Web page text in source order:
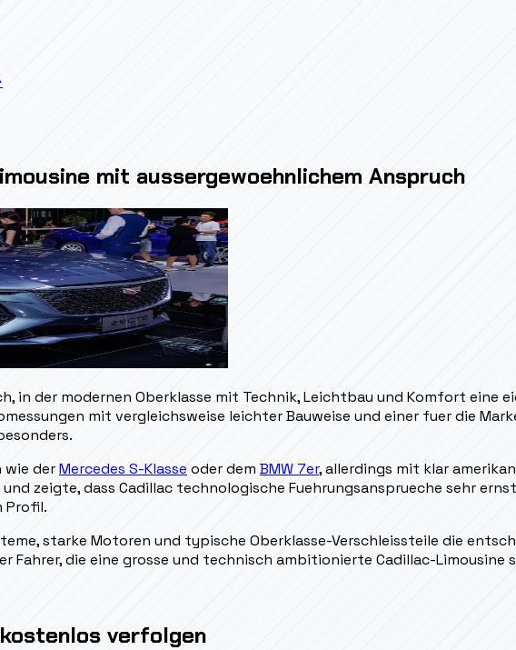
mit aussergewoehnlichem Anspruch
in der modernen Oberklasse mit Technik, Leichtbau und Komfort eine
mit vergleichsweise leichter Bauweise und einer fuer die
wie derMercedes S-Klasse oder dem BMW 7er, allerdings mit klar
zeigte, dass Cadillac technologische Fuehrungsansprueche sehr
Profil.
starke Motoren und typische Oberklasse-Verschleissteile die
Fahrer, die eine grosse und technisch ambitionierte Cadillac-Limousine
kostenlos verfolgen